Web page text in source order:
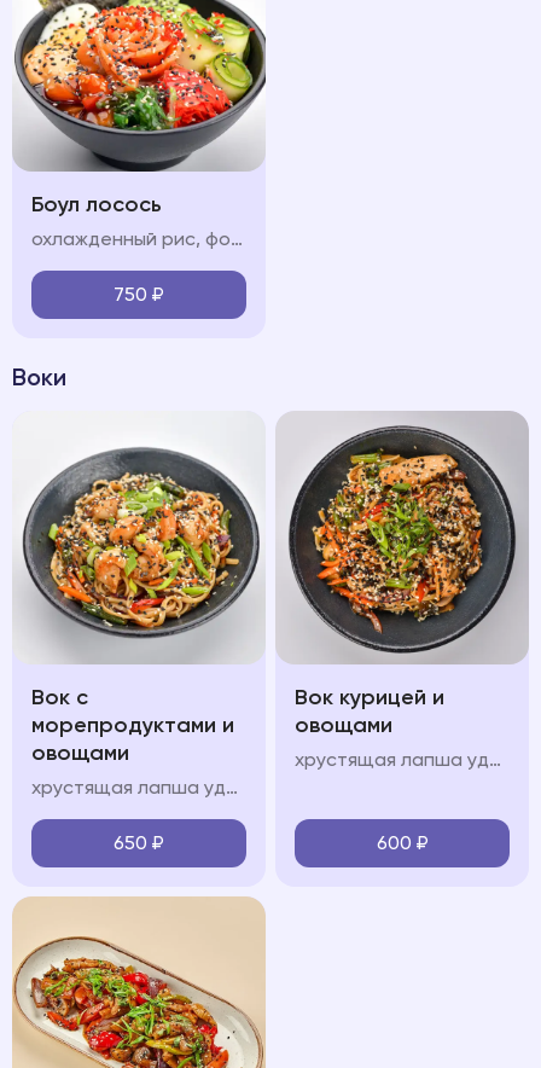
Боул лосось
охлажденный рис, форель, обжаренные в соусе терияки, свежие овощи (огурец, авокадо, черри), яйцо, водоросли чукка, нори, икра "тобико", соус "терияки", соус "спайси", кунжут
750 ₽
Воки
Вок с
морепродуктами и
овощами
хрустящая лапша удон, королевские креветки, кальмары, мидии, красный лук, болгарский перец, шампиньоны, морковь, кабачок, лук перо, кинза, соус "вок", свежая зелень, кунжут
650 ₽
Вок курицей и
овощами
хрустящая лапша удон, куриное филе, болгарский перец, шампиньоны, морковь, кабачок, лук перо, кинза, соус "вок", свежая зелень, кунжут
600 ₽